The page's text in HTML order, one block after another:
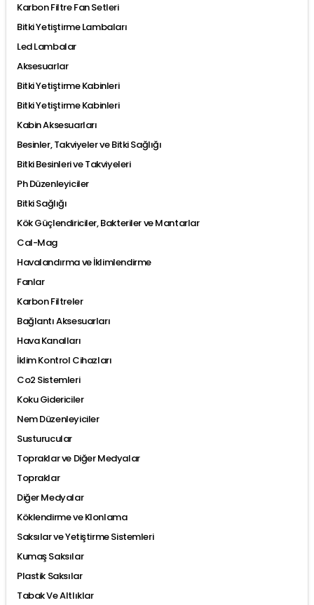
Karbon Filtre Fan Setleri
Bitki Yetiştirme Lambaları
Led Lambalar
Aksesuarlar
Bitki Yetiştirme Kabinleri
Bitki Yetiştirme Kabinleri
Kabin Aksesuarları
Besinler, Takviyeler ve Bitki Sağlığı
Bitki Besinleri ve Takviyeleri
Ph Düzenleyiciler
Bitki Sağlığı
Kök Güçlendiriciler, Bakteriler ve Mantarlar
Cal-Mag
Havalandırma ve İklimlendirme
Fanlar
Karbon Filtreler
Bağlantı Aksesuarları
Hava Kanalları
İklim Kontrol Cihazları
Co2 Sistemleri
Koku Gidericiler
Nem Düzenleyiciler
Susturucular
Topraklar ve Diğer Medyalar
Topraklar
Diğer Medyalar
Köklendirme ve Klonlama
Saksılar ve Yetiştirme Sistemleri
Kumaş Saksılar
Plastik Saksılar
Tabak Ve Altlıklar